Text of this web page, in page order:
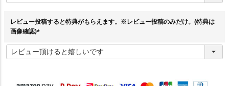
須
レビュー投稿すると特典がもらえます。※レビュー投稿のみだけ。(特典は
画像確認)
必
須